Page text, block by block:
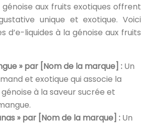
génoise aux fruits exotiques offrent
unique et exotique. Voici
d’e-liquides à la génoise aux fruits
» par [Nom de la marque] : Un
et exotique qui associe la
à la saveur sucrée et
» par [Nom de la marque] : Un